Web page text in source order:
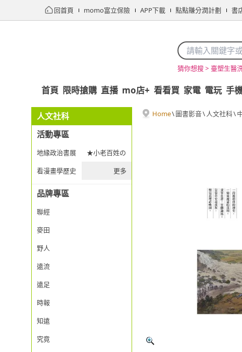
回首頁 momo富立保險 APP下載 點點賺分潤計劃 書
猜你想搜 > 臺塑生醫
首頁 限時搶購 直播 mo店+ 看看買 家電 電玩 手
人文社科
活動專區
地緣政治書展
★小老百姓の民防生存課★
看漫畫學歷史
更多
品牌專區
聯經
麥田
野人
遠流
遠足
時報
知遠
究竟
Home\圖書影音\人文社科\